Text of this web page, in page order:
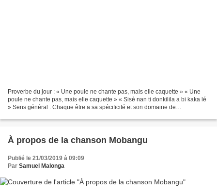
Proverbe du jour : « Une poule ne chante pas, mais elle caquette » « Une
poule ne chante pas, mais elle caquette » « Sisè nan ti donkilila a bi kaka lé
» Sens général : Chaque être a sa spécificité et son domaine de
À propos de la chanson Mobangu
Publié le 21/03/2019 à 09:09
Par Samuel Malonga